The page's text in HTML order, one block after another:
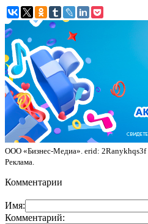
ООО «Бизнес-Медиа». erid: 2Ranykhqs3f
Реклама.
Комментарии
Имя:
Комментарий: